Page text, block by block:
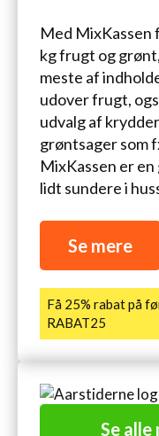
Med MixKassen
kg frugt og
meste af
udover frugt,
udvalg af
grøntsager som
MixKassen er en
lidt sundere i
Se mere
Få 25% rabat på
RABAT25
Se